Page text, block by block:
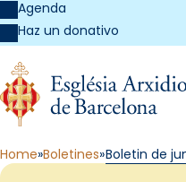
Agenda
Haz un donativo
Home Boletines Boletin de